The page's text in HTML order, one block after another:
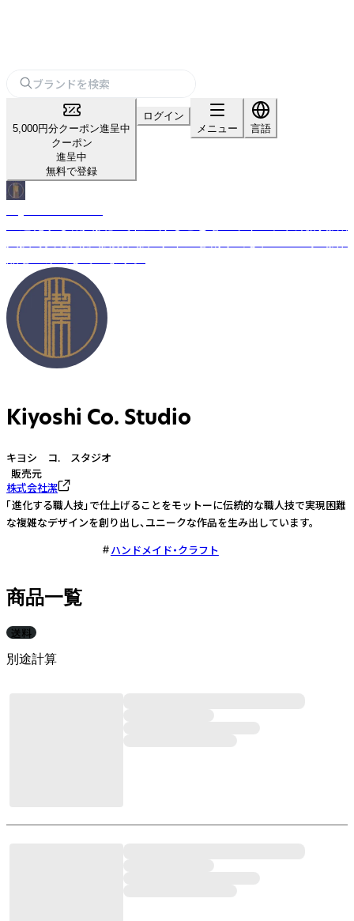
5,000円分クーポン進呈中
クーポン
進呈中
無料で登録
ログイン
メニュー
言語
Kiyoshi Co. Studio
キヨシ コ. スタジオ
販売元
株式会社潔
「進化する職人技」で仕上げることをモットーに伝統的な職人技で実現困難
な複雑なデザインを創り出し、ユニークな作品を生み出しています。
ハンドメイド・クラフト
商品一覧
送料
別途計算